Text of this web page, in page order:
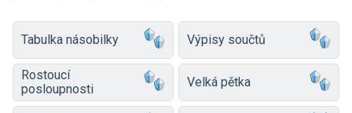
Tabulka násobilky Výpisy součtů
Rostoucí
posloupnosti
Velká pětka